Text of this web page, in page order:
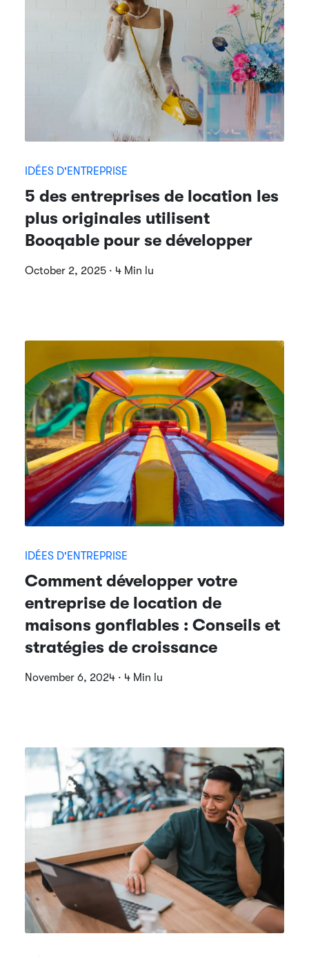
IDÉES D'ENTREPRISE
5 des entreprises de location les
plus originales utilisent
Booqable pour se développer
October 2, 2025 · 4 Min lu
IDÉES D'ENTREPRISE
Comment développer votre
entreprise de location de
maisons gonflables : Conseils et
stratégies de croissance
November 6, 2024 · 4 Min lu